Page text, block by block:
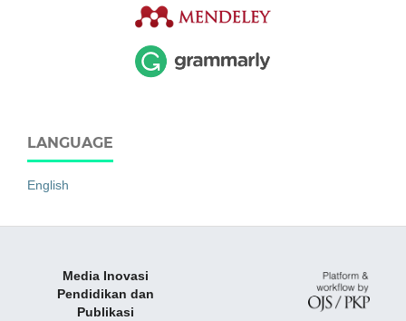
LANGUAGE
English
Media Inovasi
Pendidikan dan
Publikasi